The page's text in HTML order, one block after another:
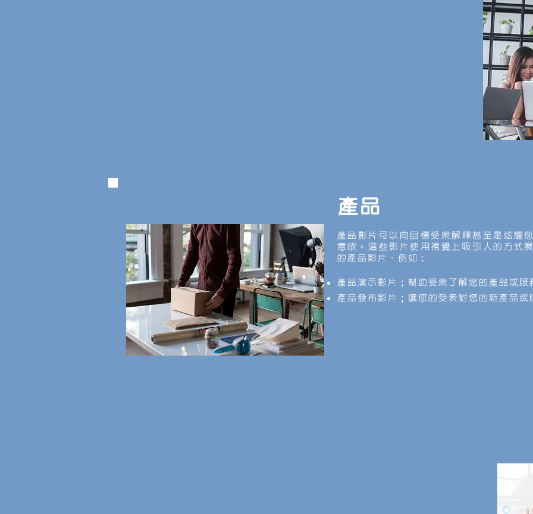
產品
產品 影片 可以向目標受眾解釋甚至是炫耀
意欲。這些影片使用視覺上吸引人的方式
的產品影片 ，例如：
產品演示影片 ；幫助受眾了解您的產品或
產品發布影片 ；讓您的受眾對您的新產品